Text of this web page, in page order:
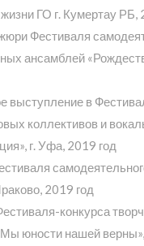
ГО г. Кумертау РБ,
Фестиваля
ансамблей
выступление в
коллективов и
г. Уфа, 2019 год
2019 год
конкурса
юности нашей